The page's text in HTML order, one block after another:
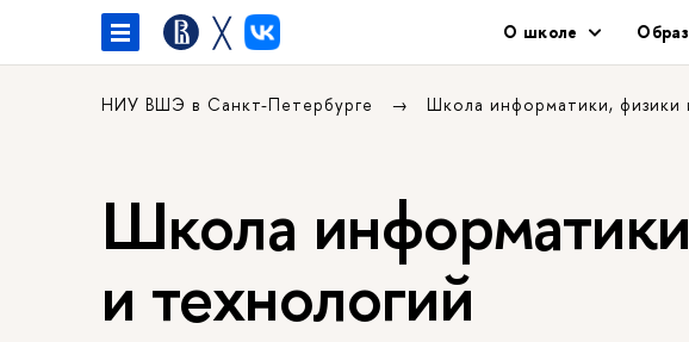
╳ О школе
НИУ ВШЭ в Санкт-Петербурге Школа информатики, физики
Школа
и технологий